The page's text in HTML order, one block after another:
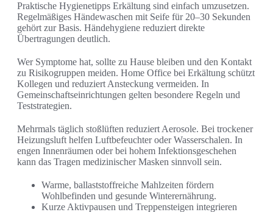
Praktische Hygienetipps Erkältung sind einfach umzusetzen.
Regelmäßiges Händewaschen mit Seife für 20–30 Sekunden
gehört zur Basis. Händehygiene reduziert direkte
Übertragungen deutlich.
Wer Symptome hat, sollte zu Hause bleiben und den Kontakt
zu Risikogruppen meiden. Home Office bei Erkältung schützt
Kollegen und reduziert Ansteckung vermeiden. In
Gemeinschaftseinrichtungen gelten besondere Regeln und
Teststrategien.
Mehrmals täglich stoßlüften reduziert Aerosole. Bei trockener
Heizungsluft helfen Luftbefeuchter oder Wasserschalen. In
engen Innenräumen oder bei hohem Infektionsgeschehen
kann das Tragen medizinischer Masken sinnvoll sein.
Warme, ballaststoffreiche Mahlzeiten fördern
Wohlbefinden und gesunde Winterernährung.
Kurze Aktivpausen und Treppensteigen integrieren